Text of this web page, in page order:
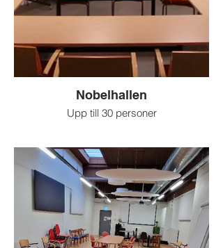
Nobelhallen
Upp till 30 personer
föreläsningar, event, workshops och
liknande.
Här finns projektor, wifi, whiteboard och
blädderblock.